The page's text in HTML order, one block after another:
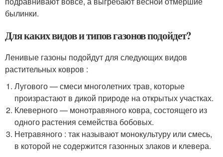
былинки.
Для каких видов и типов газонов подойдет?
Ленивые газоны подойдут для следующих видов
растительных ковров :
Лугового — смеси многолетних трав, которые
произрастают в дикой природе на открытых участках.
Клеверного — монотравяного ковра, состоящего из
одного растения семейства бобовых.
Нетравяного : так называют монокультуру или смесь,
в которой не содержится газонных злаков и клевера.